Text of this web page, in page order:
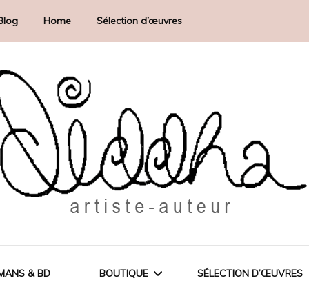
Home Sélection d’œuvres
& BD BOUTIQUE SÉLECTION D’ŒUVRES